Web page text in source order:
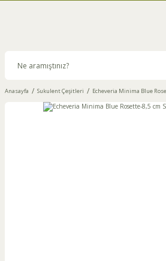
Anasayfa Sukulent Çeşitleri Echeveria Minima Blue